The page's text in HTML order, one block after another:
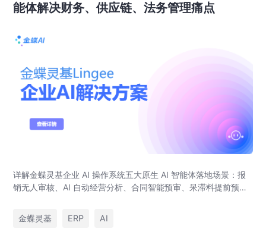
能体解决财务、供应链、法务管理痛点
详解金蝶灵基企业 AI 操作系统五大原生 AI 智能体落地场景：报
销无人审核、AI 自动经营分析、合同智能预审、呆滞料提前预
金蝶灵基
ERP AI